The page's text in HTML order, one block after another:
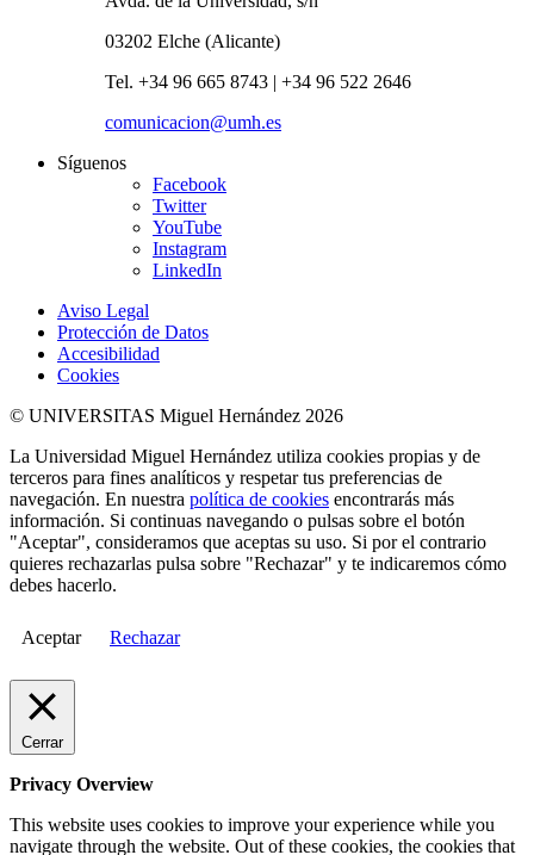
03202 Elche (Alicante)
Tel. +34 96 665 8743 | +34 96 522 2646
comunicacion@umh.es
Síguenos
Facebook
Twitter
YouTube
Instagram
LinkedIn
Aviso Legal
Protección de Datos
Accesibilidad
Cookies
© UNIVERSITAS Miguel Hernández 2026
La Universidad Miguel Hernández utiliza cookies propias y de
terceros para fines analíticos y respetar tus preferencias de
navegación. En nuestra política de cookies encontrarás más
información. Si continuas navegando o pulsas sobre el botón
"Aceptar", consideramos que aceptas su uso. Si por el contrario
quieres rechazarlas pulsa sobre "Rechazar" y te indicaremos cómo
debes hacerlo.
Aceptar Rechazar
Cerrar
Privacy Overview
This website uses cookies to improve your experience while you
navigate through the website. Out of these cookies, the cookies that